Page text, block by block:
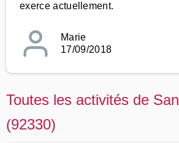
exerce actuellement.
Marie
17/09/2018
Toutes les activités de
(92330)